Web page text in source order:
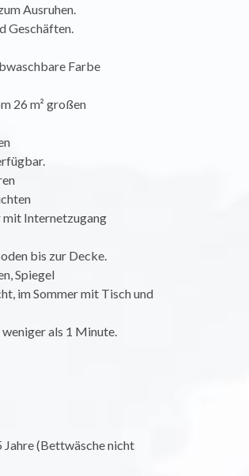
Ausruhen.
Geschäften.
Farbe
26 m² großen
mit Internetzugang
bis zur Decke.
Spiegel
im Sommer mit Tisch und
als 1 Minute.
(Bettwäsche nicht